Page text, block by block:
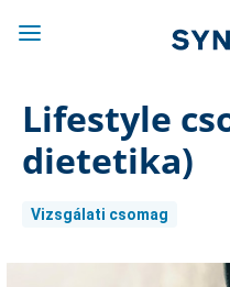
Lifestyle
dietetika)
Vizsgálati csomag